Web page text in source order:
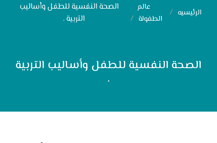
الرئيسيه
عالم
الطفولة
الصحة النفسية للطفل وأساليب
التربية .
الصحة النفسية للطفل وأساليب التربية
.